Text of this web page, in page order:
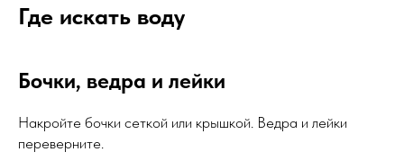
Где искать воду
Бочки, ведра и лейки
Накройте бочки сеткой или крышкой. Ведра и лейки
переверните.